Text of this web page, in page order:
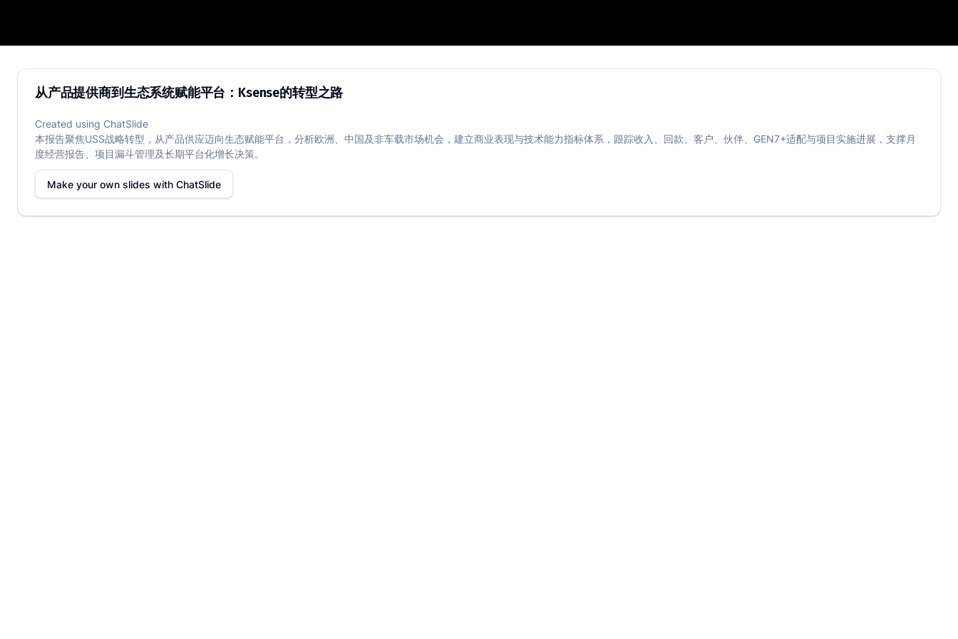
从产品提供商到生态系统赋能平台：Ksense的转型之路
从产品提供商到生态系统赋能平台：Ksense的转型之路
Created using ChatSlide
本报告聚焦USS战略转型，从产品供应迈向生态赋能平台，分析欧洲、中国及非车载市场机会，建立商业表现与技术能力指标体系，跟踪收入、回款、客户、伙伴、GEN7+适配与项目实施进展，支撑月
度经营报告、项目漏斗管理及长期平台化增长决策。
Make your own slides with ChatSlide